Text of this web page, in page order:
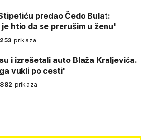
predao Čedo Bulat:
htio da se prerušim u ženu'
prikaza
i izrešetali auto Blaža Kraljevića.
vukli po cesti'
prikaza